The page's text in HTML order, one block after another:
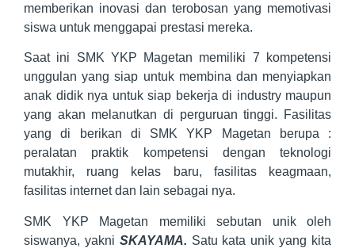
memberikan inovasi dan terobosan yang memotivasi
siswa untuk menggapai prestasi mereka.
Saat ini SMK YKP Magetan memiliki 7 kompetensi
unggulan yang siap untuk membina dan menyiapkan
anak didik nya untuk siap bekerja di industry maupun
yang akan melanutkan di perguruan tinggi. Fasilitas
yang di berikan di SMK YKP Magetan berupa :
peralatan praktik kompetensi dengan teknologi
mutakhir, ruang kelas baru, fasilitas keagmaan,
fasilitas internet dan lain sebagai nya.
SMK YKP Magetan memiliki sebutan unik oleh
siswanya, yakni SKAYAMA. Satu kata unik yang kita